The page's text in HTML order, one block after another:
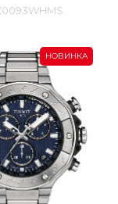
НОВИНКА